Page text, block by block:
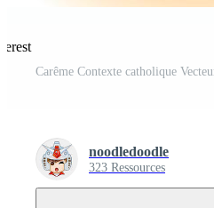
Carême Contexte catholique
noodledoodle
323 Ressources